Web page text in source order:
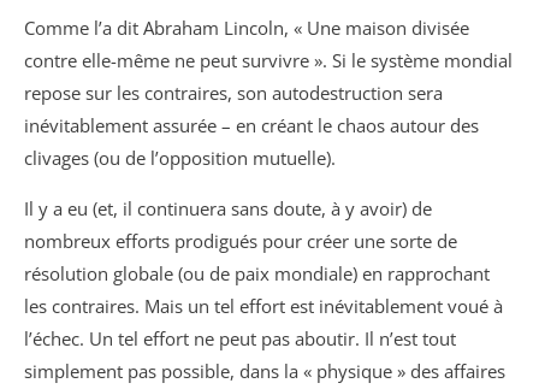
Comme l’a dit Abraham Lincoln, « Une maison divisée
contre elle-même ne peut survivre ». Si le système mondial
repose sur les contraires, son autodestruction sera
inévitablement assurée – en créant le chaos autour des
clivages (ou de l’opposition mutuelle).
Il y a eu (et, il continuera sans doute, à y avoir) de
nombreux efforts prodigués pour créer une sorte de
résolution globale (ou de paix mondiale) en rapprochant
les contraires. Mais un tel effort est inévitablement voué à
l’échec. Un tel effort ne peut pas aboutir. Il n’est tout
simplement pas possible, dans la « physique » des affaires